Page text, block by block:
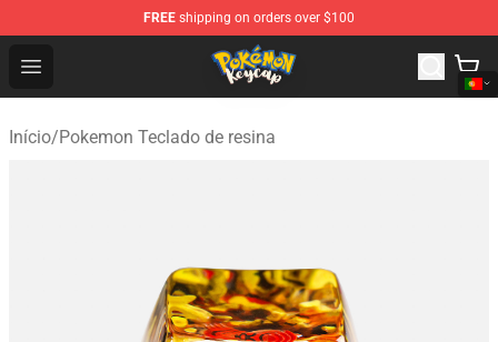
FREE shipping on orders over $100
Open menu
Pokemon Keycap Shop - The Best Store of Pokemon
Início/Pokemon Teclado de resina